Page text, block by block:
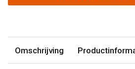
Omschrijving